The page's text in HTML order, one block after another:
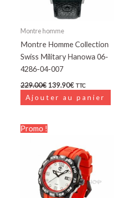
Montre homme
Montre Homme Collection
Swiss Military Hanowa 06-
4286-04-007
229.00€ 139.90€ TTC
Ajouter au panier
Promo !
était :
125.00€.
est :
81.25€.